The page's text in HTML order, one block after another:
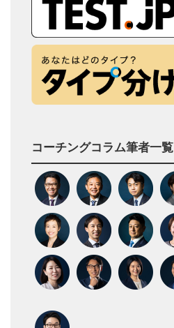
コーチングコラム筆者一覧